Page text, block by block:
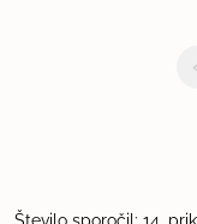
Število sporočil: 14,